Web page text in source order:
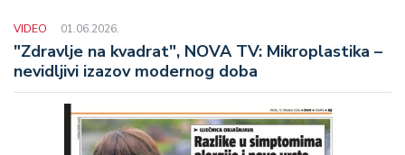
VIDEO 01.06.2026.
"Zdravlje na kvadrat", NOVA TV: Mikroplastika –
nevidljivi izazov modernog doba